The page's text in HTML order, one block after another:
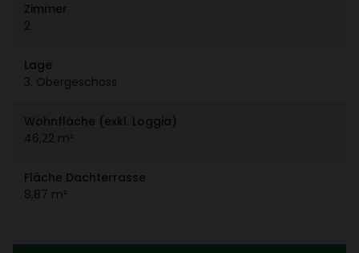
Zimmer
2
Lage
3. Ober­ge­schoss
Wohn­fläche (exkl. Loggia)
46,22 m²
Fläche Dach­ter­rasse
8,87 m²